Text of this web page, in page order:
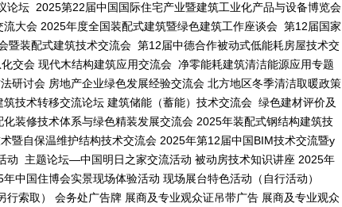
论坛 2025第22届中国国际住宅产业暨建筑工业化产品与设备博览会
大会 2025年度全国装配式建筑暨绿色建筑工作座谈会 第12届国家
暨装配式建筑技术交流会 第12届中德合作被动式低能耗房屋技术交
交会 现代木结构建筑应用交流会 净零能耗建筑清洁能源应用专题
研讨会 房地产企业绿色发展经验交流会 北方地区冬季清洁取暖政策
技术转移交流论坛 建筑储能（蓄能）技术交流会 绿色建材评价及
装修技术体系与绿色精装发展交流会 2025年装配式钢结构建筑技
暨自保温维护结构技术交流会 2025年第12届中国BIM技术交流暨y
动 主题论坛—中国明日之家交流活动 被动房技术知识讲座 2025年
中国住博会实景现场体验活动 现场展台特色活动（自行活动）
行索取） 会务处广告牌 展商及专业观众证吊带广告 展商及专业观众